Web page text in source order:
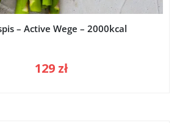
– Active Wege – 2000kcal
129 zł